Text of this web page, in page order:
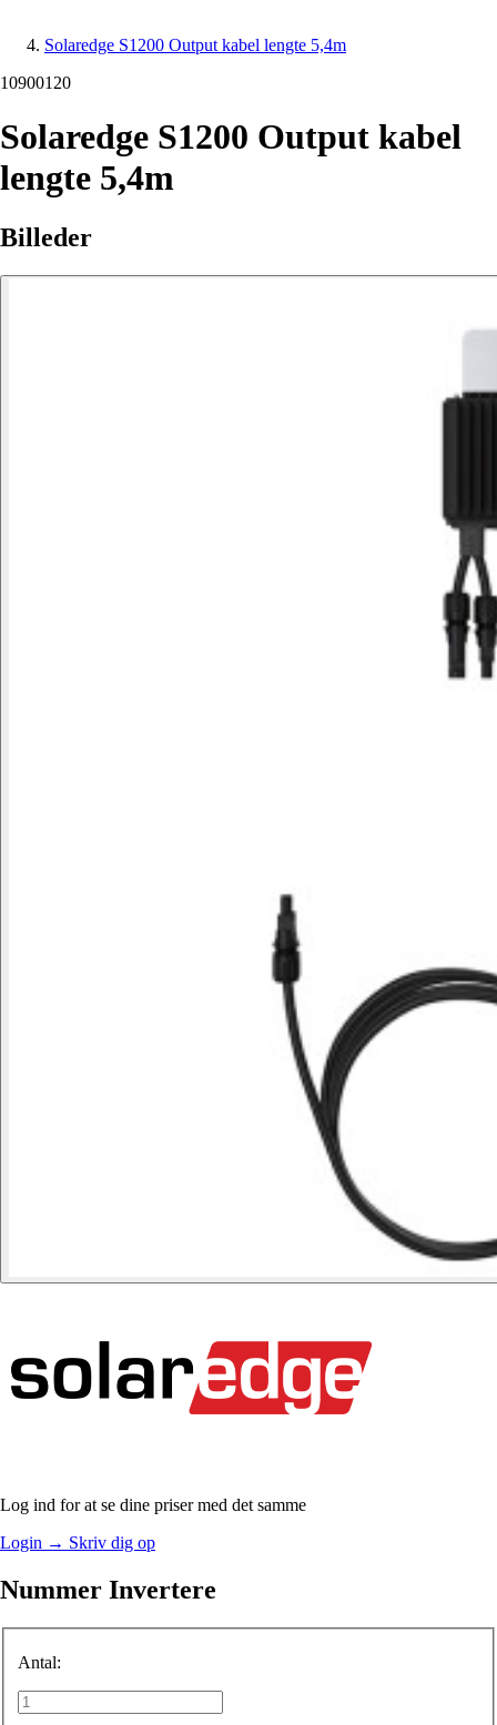
Solaredge S1200 Output kabel lengte 5,4m
10900120
Solaredge S1200 Output kabel
lengte 5,4m
Billeder
Log ind for at se dine priser med det samme
Login → Skriv dig op
Nummer Invertere
Antal: